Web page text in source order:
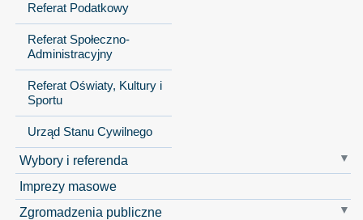
Referat Podatkowy
Referat Społeczno-
Administracyjny
Referat Oświaty, Kultury i
Sportu
Urząd Stanu Cywilnego
Wybory i referenda
Imprezy masowe
Zgromadzenia publiczne